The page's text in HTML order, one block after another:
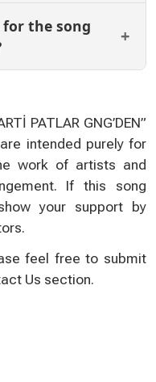
the song
PATLAR GNG’DEN”
intended purely for
work of artists and
If this song
your support by
feel free to submit
Us section.